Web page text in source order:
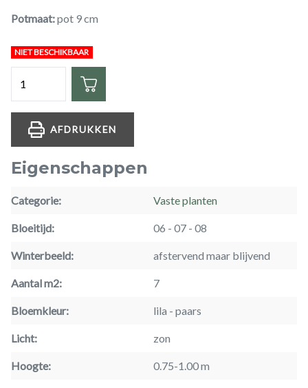
Potmaat pot 9 cm
NIET BESCHIKBAAR
AFDRUKKEN
Eigenschappen
Categorie Vaste planten
Bloeitijd 06 07 08
Winterbeeld afstervend maar blijvend
Aantal m2 7
Bloemkleur lila paars
Licht zon
Hoogte 0.75-1.00 m